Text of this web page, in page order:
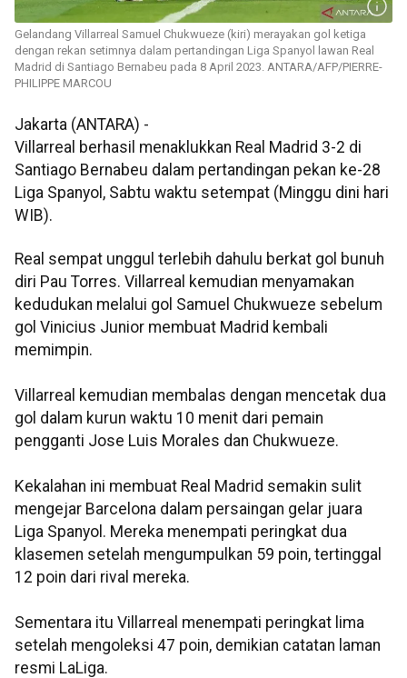
Gelandang Villarreal Samuel Chukwueze (kiri) merayakan gol ketiga
dengan rekan setimnya dalam pertandingan Liga Spanyol lawan Real
Madrid di Santiago Bernabeu pada 8 April 2023. ANTARA/AFP/PIERRE-
PHILIPPE MARCOU
Jakarta (ANTARA) -
Villarreal berhasil menaklukkan Real Madrid 3-2 di
Santiago Bernabeu dalam pertandingan pekan ke-28
Liga Spanyol, Sabtu waktu setempat (Minggu dini hari
WIB).
Real sempat unggul terlebih dahulu berkat gol bunuh
diri Pau Torres. Villarreal kemudian menyamakan
kedudukan melalui gol Samuel Chukwueze sebelum
gol Vinicius Junior membuat Madrid kembali
memimpin.
Villarreal kemudian membalas dengan mencetak dua
gol dalam kurun waktu 10 menit dari pemain
pengganti Jose Luis Morales dan Chukwueze.
Kekalahan ini membuat Real Madrid semakin sulit
mengejar Barcelona dalam persaingan gelar juara
Liga Spanyol. Mereka menempati peringkat dua
klasemen setelah mengumpulkan 59 poin, tertinggal
12 poin dari rival mereka.
Sementara itu Villarreal menempati peringkat lima
setelah mengoleksi 47 poin, demikian catatan laman
resmi LaLiga.